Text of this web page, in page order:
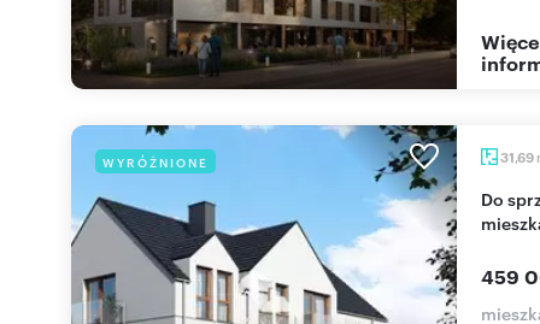
WYRÓŻNIONE 31,69
Do sprzedania nowoczesne 2-pokojowe
459